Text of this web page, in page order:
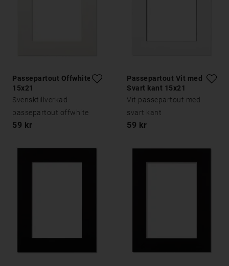
Passepartout Offwhite
15x21
Svensktillverkad
passepartout offwhite
59 kr
Passepartout Vit med
Svart kant 15x21
Vit passepartout med
svart kant
59 kr